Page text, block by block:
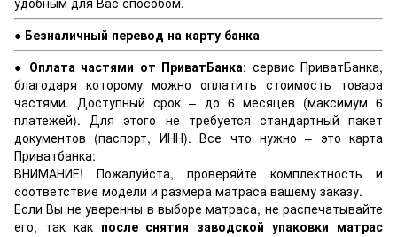
● Безналичный перевод на карту банка
● Оплата частями от ПриватБанка: сервис ПриватБанка,
благодаря которому можно оплатить стоимость товара
частями. Доступный срок – до 6 месяцев (максимум 6
платежей). Для этого не требуется стандартный пакет
документов (паспорт, ИНН). Все что нужно – это карта
Приватбанка:
ВНИМАНИЕ! Пожалуйста, проверяйте комплектность и
соответствие модели и размера матраса вашему заказу.
Если Вы не уверенны в выборе матраса, не распечатывайте
его, так как после снятия заводской упаковки матрас